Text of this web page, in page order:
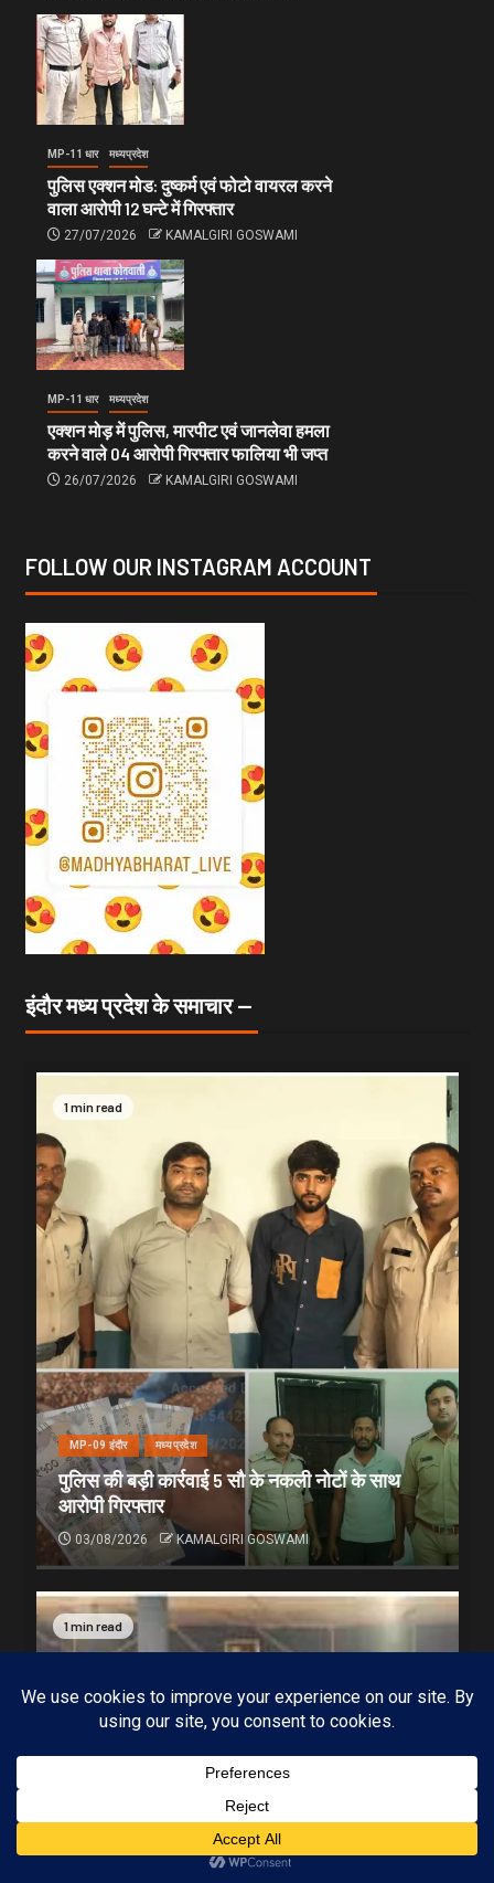
MP-11 धार मध्यप्रदेश
पुलिस एक्शन मोड: दुष्कर्म एवं फोटो वायरल करने
वाला आरोपी 12 घन्टे में गिरफ्तार
27/07/2026 KAMALGIRI GOSWAMI
MP-11 धार मध्यप्रदेश
एक्शन मोड़ में पुलिस, मारपीट एवं जानलेवा हमला
करने वाले 04 आरोपी गिरफ्तार फालिया भी जप्त
26/07/2026 KAMALGIRI GOSWAMI
FOLLOW OUR INSTAGRAM ACCOUNT
इंदौर मध्य प्रदेश के समाचार —
1 min read
MP-09 इंदौर मध्यप्रदेश
पुलिस की बड़ी कार्रवाई 5 सौ के नकली नोटों के साथ
आरोपी गिरफ्तार
03/08/2026 KAMALGIRI GOSWAMI
1 min read